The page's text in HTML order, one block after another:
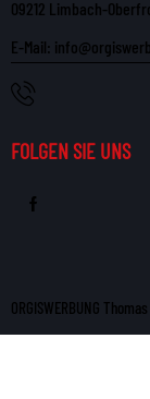
09212 Limbach-
E-Mail:
FOLGEN SIE UNS
ORGISWERBUNG